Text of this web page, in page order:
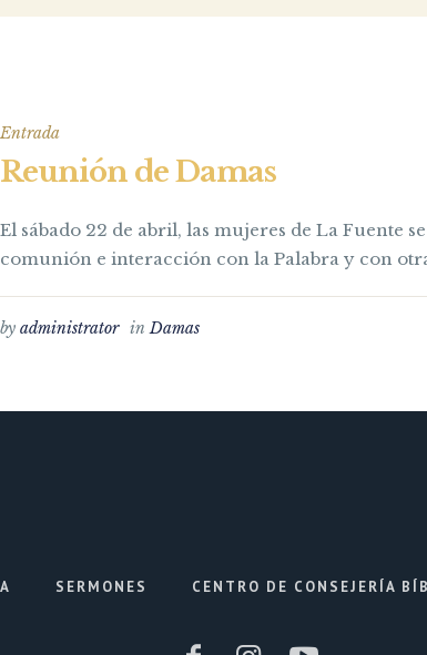
Entrada
Reunión de Damas
El sábado 22 de abril, las mujeres de La Fuente
comunión e interacción con la Palabra y con
byadministrator inDamas
SERMONES CENTRO DE CONSEJERÍA